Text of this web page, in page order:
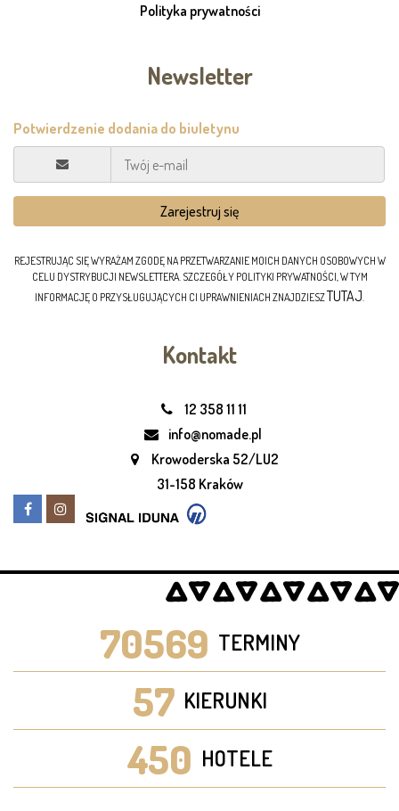
Polityka prywatności
Newsletter
REJESTRUJĄC SIĘ WYRAŻAM ZGODĘ NA PRZETWARZANIE MOICH DANYCH OSOBOWYCH W
CELU DYSTRYBUCJI NEWSLETTERA. SZCZEGÓŁY POLITYKI PRYWATNOŚCI, W TYM
INFORMACJĘ O PRZYSŁUGUJĄCYCH CI UPRAWNIENIACH ZNAJDZIESZTUTAJ.
Kontakt
12 358 11 11
info@nomade.pl
Krowoderska 52/LU2
31-158 Kraków
70569 TERMINY
57 KIERUNKI
450 HOTELE